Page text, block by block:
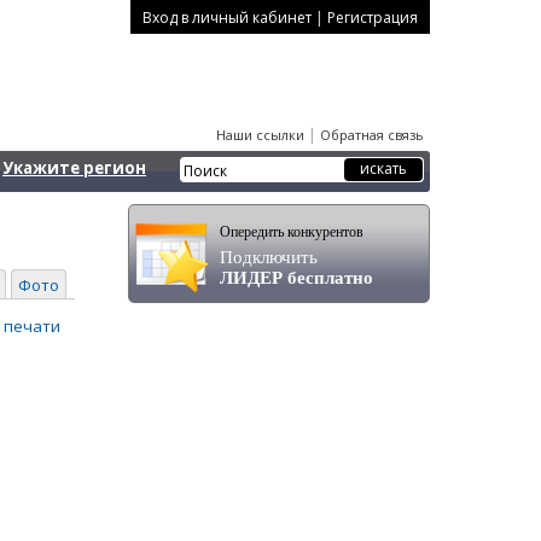
Вход в личный кабинет | Регистрация
Наши ссылки | Обратная связь
Укажите регион
Фото
Опередить конкурентов
Подключить
ЛИДЕР бесплатно